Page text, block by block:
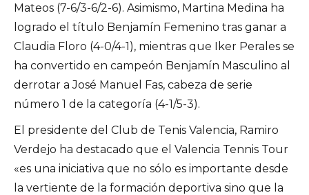
Mateos (7-6/3-6/2-6). Asimismo, Martina Medina ha
logrado el título Benjamín Femenino tras ganar a
Claudia Floro (4-0/4-1), mientras que Iker Perales se
ha convertido en campeón Benjamín Masculino al
derrotar a José Manuel Fas, cabeza de serie
número 1 de la categoría (4-1/5-3).
El presidente del Club de Tenis Valencia, Ramiro
Verdejo ha destacado que el Valencia Tennis Tour
«es una iniciativa que no sólo es importante desde
la vertiente de la formación deportiva sino que la